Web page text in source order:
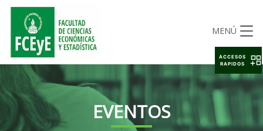
MENÚ
EVENTOS
ACCESOS
RAPIDOS